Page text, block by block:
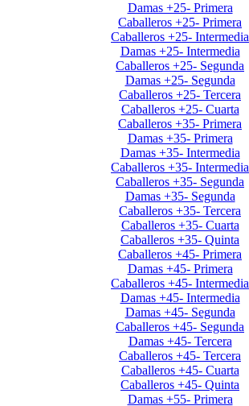
Damas +25- Primera
Caballeros +25- Primera
Caballeros +25- Intermedia
Damas +25- Intermedia
Caballeros +25- Segunda
Damas +25- Segunda
Caballeros +25- Tercera
Caballeros +25- Cuarta
Caballeros +35- Primera
Damas +35- Primera
Damas +35- Intermedia
Caballeros +35- Intermedia
Caballeros +35- Segunda
Damas +35- Segunda
Caballeros +35- Tercera
Caballeros +35- Cuarta
Caballeros +35- Quinta
Caballeros +45- Primera
Damas +45- Primera
Caballeros +45- Intermedia
Damas +45- Intermedia
Damas +45- Segunda
Caballeros +45- Segunda
Damas +45- Tercera
Caballeros +45- Tercera
Caballeros +45- Cuarta
Caballeros +45- Quinta
Damas +55- Primera